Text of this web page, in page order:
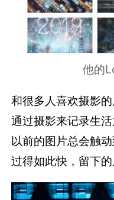
他的
和很多人喜欢摄影
通过摄影来记录生
以前的图片总会触
过得如此快，留下